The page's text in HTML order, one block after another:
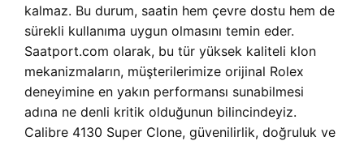
kalmaz. Bu durum, saatin hem çevre dostu hem de
sürekli kullanıma uygun olmasını temin eder.
Saatport.com olarak, bu tür yüksek kaliteli klon
mekanizmaların, müşterilerimize orijinal Rolex
deneyimine en yakın performansı sunabilmesi
adına ne denli kritik olduğunun bilincindeyiz.
Calibre 4130 Super Clone, güvenilirlik, doğruluk ve